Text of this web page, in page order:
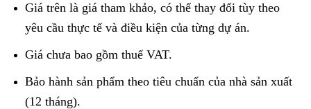
Giá trên là giá tham khảo, có thể thay đổi tùy theo
yêu cầu thực tế và điều kiện của từng dự án.
Giá chưa bao gồm thuế VAT.
Bảo hành sản phẩm theo tiêu chuẩn của nhà sản xuất
(12 tháng).